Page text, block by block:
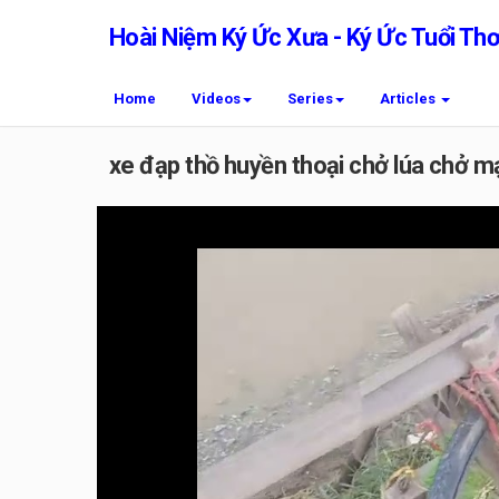
Hoài Niệm Ký Ức Xưa - Ký Ức Tuổi
Home Videos Series Articles
xe đạp thồ huyền thoại chở lúa chở